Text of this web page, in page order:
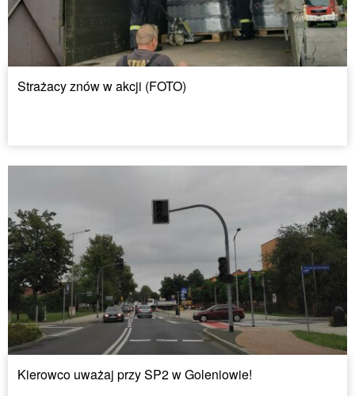
Strażacy znów w akcji (FOTO)
Kierowco uważaj przy SP2 w Goleniowie!